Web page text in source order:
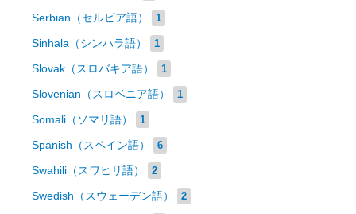
Serbian（セルビア語） 1
Sinhala（シンハラ語） 1
Slovak（スロバキア語） 1
Slovenian（スロベニア語） 1
Somali（ソマリ語） 1
Spanish（スペイン語） 6
Swahili（スワヒリ語） 2
Swedish（スウェーデン語） 2